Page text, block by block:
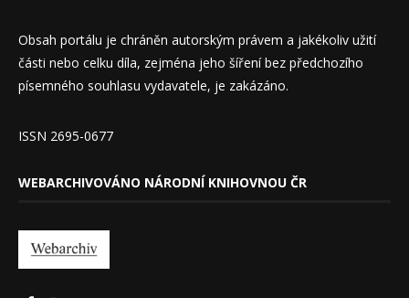
Obsah portálu je chráněn autorským právem a jakékoliv užití
části nebo celku díla, zejména jeho šíření bez předchozího
písemného souhlasu vydavatele, je zakázáno.
ISSN 2695-0677
WEBARCHIVOVÁNO NÁRODNÍ KNIHOVNOU ČR